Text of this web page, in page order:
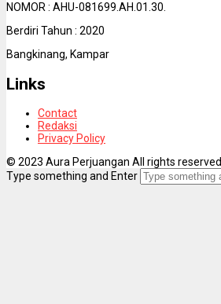
NOMOR : AHU-081699.AH.01.30.
Berdiri Tahun : 2020
Bangkinang, Kampar
Links
Contact
Redaksi
Privacy Policy
© 2023 Aura Perjuangan All rights reserved.
Type something and Enter